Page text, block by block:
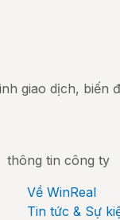
giao dịch, biến
thông tin công ty
Về WinReal
Tin tức & Sự